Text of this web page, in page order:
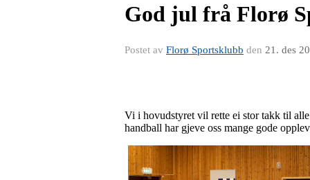
God jul frå Florø
Postet av Florø Sportsklubb den 21. des
Vi i hovudstyret vil rette ei stor takk til
handball har gjeve oss mange gode